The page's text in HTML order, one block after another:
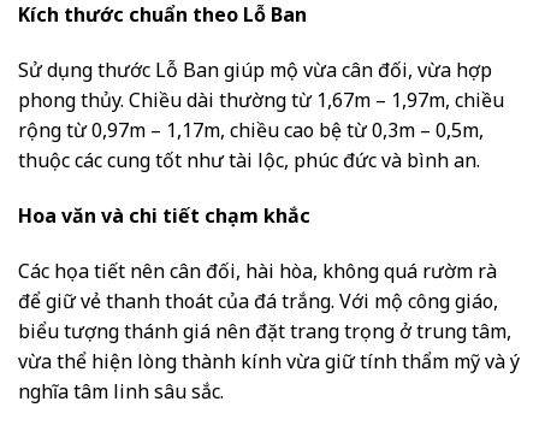
Kích thước chuẩn theo Lỗ Ban
Sử dụng thước Lỗ Ban giúp mộ vừa cân đối, vừa hợp
phong thủy. Chiều dài thường từ 1,67m – 1,97m, chiều
rộng từ 0,97m – 1,17m, chiều cao bệ từ 0,3m – 0,5m,
thuộc các cung tốt như tài lộc, phúc đức và bình an.
Hoa văn và chi tiết chạm khắc
Các họa tiết nên cân đối, hài hòa, không quá rườm rà
để giữ vẻ thanh thoát của đá trắng. Với mộ công giáo,
biểu tượng thánh giá nên đặt trang trọng ở trung tâm,
vừa thể hiện lòng thành kính vừa giữ tính thẩm mỹ và ý
nghĩa tâm linh sâu sắc.